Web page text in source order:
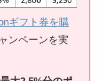
ギフト券を購
ンペーンを実